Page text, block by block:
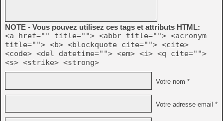
NOTE - Vous pouvez utilisez ces tags et attributs HTML:
<a href="" title=""> <abbr title=""> <acronym
title=""> <b> <blockquote cite=""> <cite>
<code> <del datetime=""> <em> <i> <q cite="">
<s> <strike> <strong>
Votre nom *
Votre adresse email *